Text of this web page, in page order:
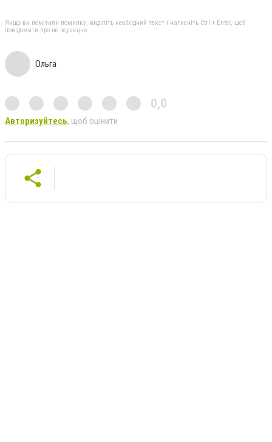
Якщо ви помітили помилку, виділіть необхідний текст і натисніть Ctrl + Enter, щоб
повідомити про це редакцію
Ольга
0,0
Авторизуйтесь, щоб оцінити